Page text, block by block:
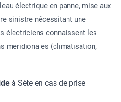
électrique en panne, mise aux
sinistre nécessitant une
électriciens connaissent les
méridionales (climatisation,
à Sète en cas de prise